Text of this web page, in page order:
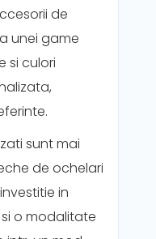
de
unei game
si culori
sunt mai
de ochelari
in
o modalitate